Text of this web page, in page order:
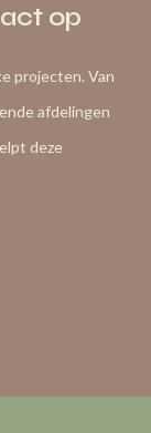
op
projecten. Van
afdelingen
deze